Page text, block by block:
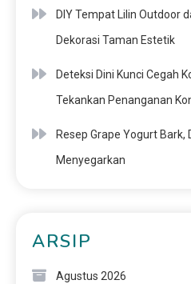
DIY Tempat Lilin Outdoor
Dekorasi Taman Estetik
Deteksi Dini Kunci Cegah
Tekankan Penanganan
Resep Grape Yogurt
Menyegarkan
ARSIP
Agustus 2026